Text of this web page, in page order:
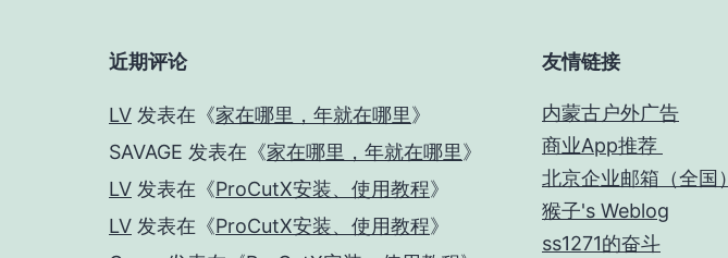
近期评论
LV 发表在《家在哪里，年就在哪里》
SAVAGE 发表在《家在哪里，年就在哪里》
LV 发表在《ProCutX安装、使用教程》
LV 发表在《ProCutX安装、使用教程》
友情链接
内蒙古户外广告
商业App推荐
北京企业邮箱（全国）
猴子's Weblog
ss1271的奋斗